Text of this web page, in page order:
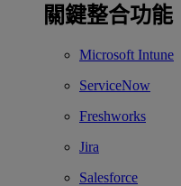
關鍵整合功能
Microsoft Intune
ServiceNow
Freshworks
Jira
Salesforce